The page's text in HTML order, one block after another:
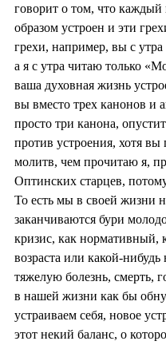
говорит о том, что
образом устроен и эти
грехи, например, вы с утра
а я с утра читаю только
ваша духовная жизнь
вы вместо трех канонов и
просто три канона,
против устроения, хотя вы
молитв, чем прочитаю я,
Оптинских старцев,
То есть мы в своей жизни
заканчиваются бури
кризис, как нормативный,
возраста или какой-
тяжелую болезнь, смерть,
в нашей жизни как бы
устраиваем себя, новое
этот некий баланс, о